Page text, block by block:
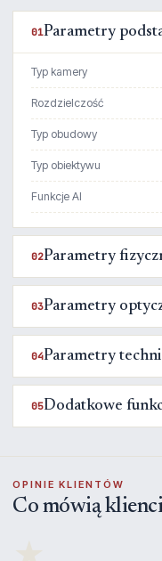
01Parametry
Typ kamery
Rozdzielczość
Typ obudowy
Typ obiektywu
Funkcje AI
02Parametry
03Parametry
04Parametry
05Dodatkowe
OPINIE KLIENTÓW
Co mówią klienci